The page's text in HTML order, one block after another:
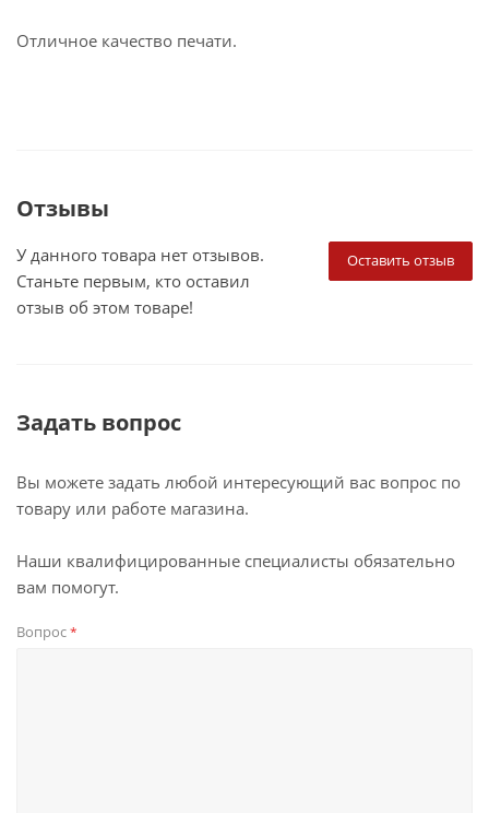
Отличное качество печати.
Отзывы
Оставить отзыв
У данного товара нет отзывов.
Станьте первым, кто оставил
отзыв об этом товаре!
Задать вопрос
Вы можете задать любой интересующий вас вопрос по
товару или работе магазина.
Наши квалифицированные специалисты обязательно
вам помогут.
Вопрос*